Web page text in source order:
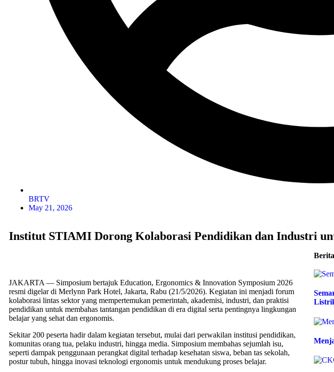
BRTV
May 21, 2026
Institut STIAMI Dorong Kolaborasi Pendidikan dan Industri
JAKARTA — Simposium bertajuk Education, Ergonomics & Innovation Symposium 2026
resmi digelar di Merlynn Park Hotel, Jakarta, Rabu (21/5/2026). Kegiatan ini menjadi forum
kolaborasi lintas sektor yang mempertemukan pemerintah, akademisi, industri, dan praktisi
pendidikan untuk membahas tantangan pendidikan di era digital serta pentingnya lingkungan
belajar yang sehat dan ergonomis.
Sekitar 200 peserta hadir dalam kegiatan tersebut, mulai dari perwakilan institusi pendidikan,
komunitas orang tua, pelaku industri, hingga media. Simposium membahas sejumlah isu,
seperti dampak penggunaan perangkat digital terhadap kesehatan siswa, beban tas sekolah,
postur tubuh, hingga inovasi teknologi ergonomis untuk mendukung proses belajar.